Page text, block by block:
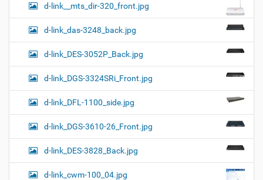
d-link__mts_dir-320_front.jpg
d-link_das-3248_back.jpg
d-link_DES-3052P_Back.jpg
d-link_DGS-3324SRi_Front.jpg
d-link_DFL-1100_side.jpg
d-link_DGS-3610-26_Front.jpg
d-link_DES-3828_Back.jpg
d-link_cwm-100_04.jpg